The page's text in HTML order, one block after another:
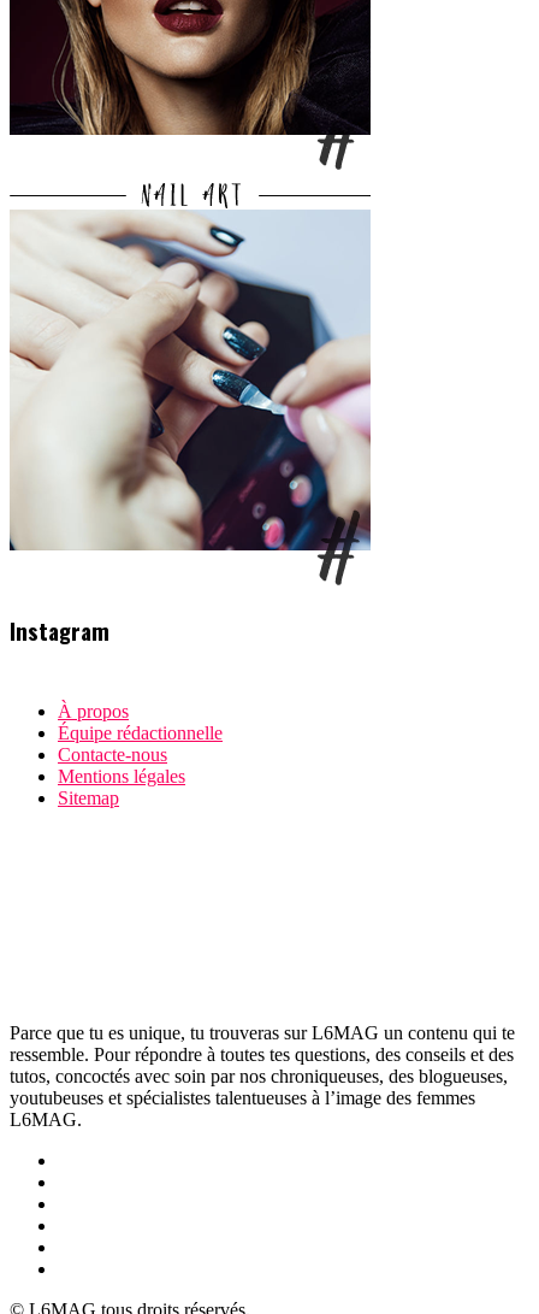
Instagram
À propos
Équipe rédactionnelle
Contacte-nous
Mentions légales
Sitemap
Parce que tu es unique, tu trouveras sur L6MAG un contenu qui te
ressemble. Pour répondre à toutes tes questions, des conseils et des
tutos, concoctés avec soin par nos chroniqueuses, des blogueuses,
youtubeuses et spécialistes talentueuses à l’image des femmes
L6MAG.
© L6MAG tous droits réservés.